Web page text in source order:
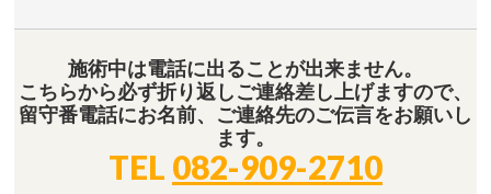
施術中は電話に出ることが出来ません。
こちらから必ず折り返しご連絡差し上げますので、
留守番電話にお名前、ご連絡先のご伝言をお願いし
ます。
TEL 082-909-2710